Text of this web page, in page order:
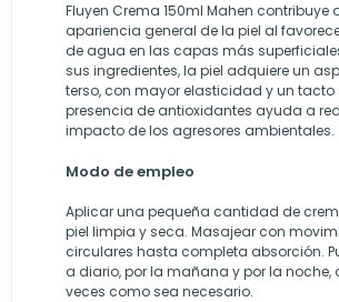
Fluyen Crema 150ml Mahen contribuye
apariencia general de la piel al
de agua en las capas más
sus ingredientes, la piel adquiere un
terso, con mayor elasticidad y un tacto
presencia de antioxidantes ayuda a
impacto de los agresores ambientales.
Modo de empleo
Aplicar una pequeña cantidad de
piel limpia y seca. Masajear con
circulares hasta completa absorción.
a diario, por la mañana y por la noche,
veces como sea necesario.